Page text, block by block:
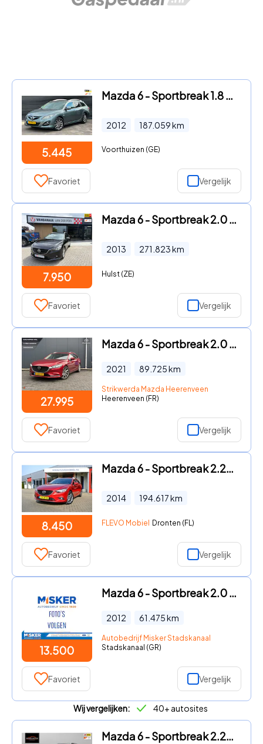
5.445
Mazda 6 - Sportbreak 1.8 Exclusive GT | Trekhaak | Cruise | PDC |
2012 187.059km
Voorthuizen (GE)
Favoriet Vergelijk
7.950
Mazda 6 - Sportbreak 2.0 TS+ Lease Pack
2013 271.823km
Hulst (ZE)
Favoriet Vergelijk
27.995
Mazda 6 - Sportbreak 2.0 SkyActiv-G 165 Luxury AUTOMAAT | Stoelverwarm
2021 89.725km
Strikwerda Mazda Heerenveen
Heerenveen (FR)
Favoriet Vergelijk
8.450
Mazda 6 - Sportbreak 2.2D Skylease+ Xenon|Leder|Navi|LMV
2014 194.617km
FLEVO Mobiel Dronten (FL)
Favoriet Vergelijk
13.500
Mazda 6 - Sportbreak 2.0 TS+ Lease Pack
2012 61.475km
Autobedrijf Misker Stadskanaal
Stadskanaal (GR)
Favoriet Vergelijk
Wij vergelijken: 40+ autosites
Mazda 6 - Sportbreak 2.2D SkyActiv-D 175 GT-M 2015 Navigatie | BOSE |